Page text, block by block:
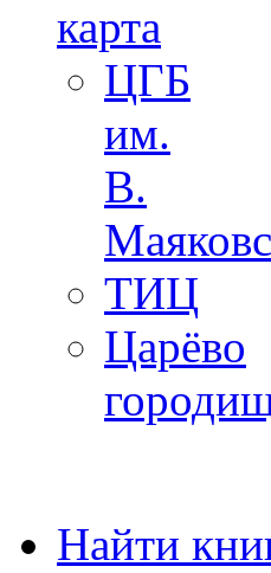
карта
ЦГБ
им.
В.
ТИЦ
Царёво
Найти